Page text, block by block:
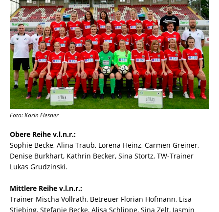
Foto: Karin Flesner
Obere Reihe v.l.n.r.:
Sophie Becke, Alina Traub, Lorena Heinz, Carmen Greiner,
Denise Burkhart, Kathrin Becker, Sina Stortz, TW-Trainer
Lukas Grudzinski.
Mittlere Reihe v.l.n.r.:
Trainer Mischa Vollrath, Betreuer Florian Hofmann, Lisa
Stiebing, Stefanie Becke, Alisa Schlippe, Sina Zelt, Jasmin